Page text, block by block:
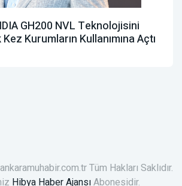
GH200 NVL Teknolojisini
Kurumların Kullanımına Açtı
Tüm Hakları Saklıdır.
Hibya Haber AjansıAbonesidir.